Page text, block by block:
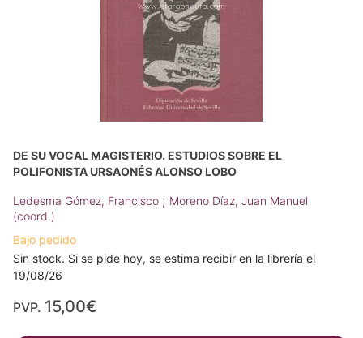
DE SU VOCAL MAGISTERIO. ESTUDIOS SOBRE EL
POLIFONISTA URSAONÉS ALONSO LOBO
Ledesma Gómez, Francisco ; Moreno Díaz, Juan Manuel
(coord.)
Bajo pedido
Sin stock. Si se pide hoy, se estima recibir en la librería el
19/08/26
PVP. 15,00€